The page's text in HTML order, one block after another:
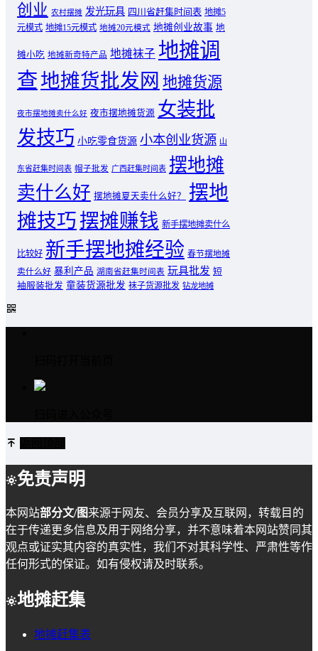
创业 农村摆摊 发光玩具 四川省赶集时间表 地摊5
元模式 地摊15元模式 地摊20元模式 地摊创业故事 地
摊小吃 地摊新奇特产品 地摊袜子 地摊调
查地摊货批发网 地摊货源
夜市摆地摊卖什么好 夜市摆地摊货源 女装批
发技巧 小吃零食货源 小本创业货源 山
东省赶集时间表 帽子批发 广西赶集时间表 摆地摊
卖什么好 摆地摊夏天卖什么好？
摆地
摊技巧摆摊赚钱 新手摆地摊卖什么
比较好 新手摆地摊经验 春节摆地摊
卖什么好 暴利产品 湖南省赶集时间表 玩具批发 短
袖服装批发 童装货源批发 袜子货源批发 钻龙地摊
免责声明
本网站部分文/图来源于网友、会员分享及互联网，转载目的
在于传递更多信息及用于网络分享，并不意味着本网站赞同其
观点或证实其内容的真实性，我们不对其科学性、严肃性等作
任何形式的保证。如有侵权请及时联系。
地摊赶集
地摊赶集表